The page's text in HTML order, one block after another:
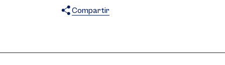
Compartir